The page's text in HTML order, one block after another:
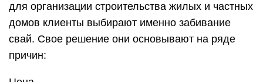
для организации строительства жилых и частных
домов клиенты выбирают именно забивание
свай. Свое решение они основывают на ряде
причин: